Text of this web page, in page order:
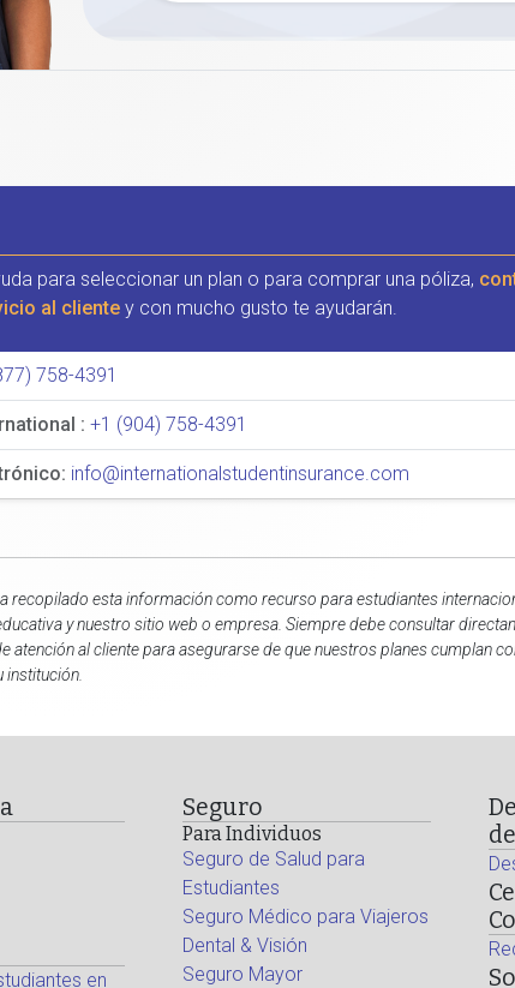
para seleccionar un plan o para comprar una póliza,
al cliente y con mucho gusto te ayudarán.
758-4391
: +1 (904) 758-4391
info@internationalstudentinsurance.com
recopilado esta información como recurso para estudiantes
y nuestro sitio web o empresa. Siempre debe consultar
atención al cliente para asegurarse de que nuestros planes cumplan
institución.
en
Seguro
Para Individuos
Seguro de Salud para
Estudiantes
Seguro Médico para Viajeros
Dental & Visión
Seguro Mayor